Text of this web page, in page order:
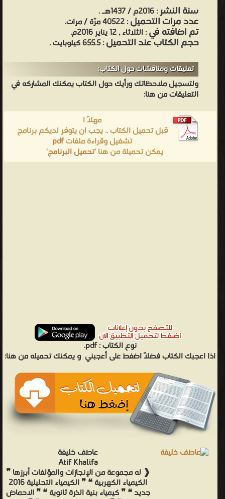
سنة النشر: 2016م / 1437هـ .
عدد مرات التحميل: 40522 مرّة / مرات.
تم اضافته في: الثلاثاء , 12 يناير 2016م.
حجم الكتاب عند التحميل: 655.5 كيلوبايت .
تعليقات ومناقشات حول الكتاب:
ولتسجيل ملاحظاتك ورأيك حول الكتاب يمكنك المشاركه في
التعليقات من هنا:
مهلاً !
قبل تحميل الكتاب .. يجب ان يتوفر لديكم برنامج
تشغيل وقراءة ملفاتpdf
يمكن تحميلة من هنا 'تحميل البرنامج'
نوع الكتاب :pdf.
اذا اعجبك الكتاب فضلاً اضغط على أعجبني و يمكنك تحميله من هنا:
عاطف خليفة
Atif Khalifa
❰ له مجموعة من الإنجازات والمؤلفات أبرزها ❞
الكيمياء الكهربية ❝ ❞ الكيمياء التحليلية 2016
جديد ❝ ❞ كيمياء بنية الذرة ثانوية ❝ ❞ الاحماض